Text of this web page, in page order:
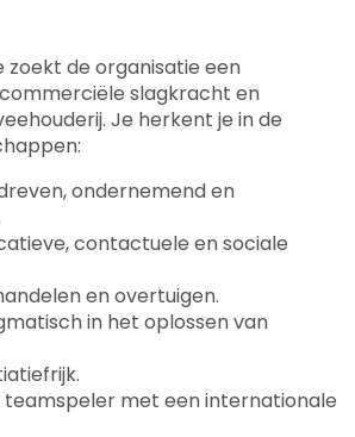
zoekt de organisatie een
slagkracht en
Je herkent je in de
ondernemend en
contactuele en sociale
en overtuigen.
in het oplossen van
teamspeler met een internationale